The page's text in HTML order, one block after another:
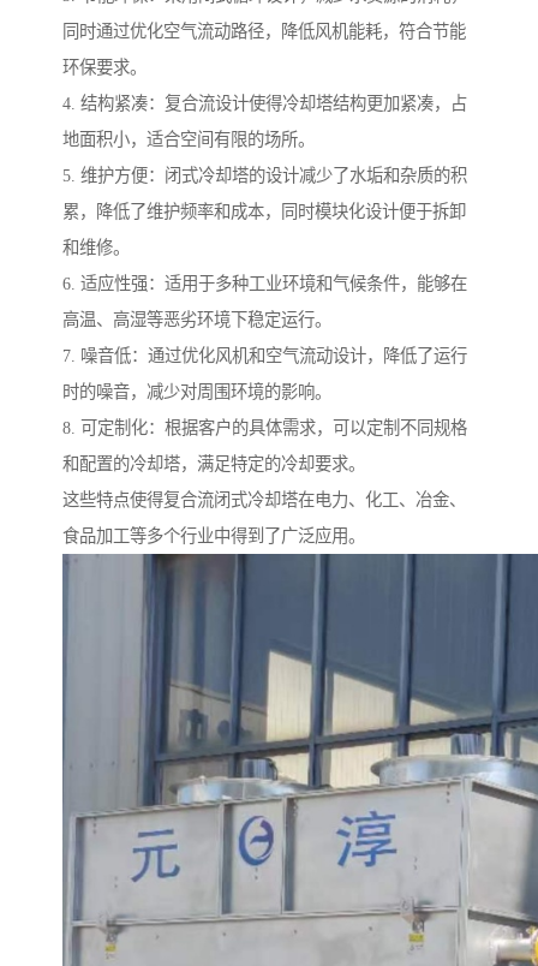
同时通过优化空气流动路径，降低风机能耗，符合节能
环保要求。
4. 结构紧凑：复合流设计使得冷却塔结构更加紧凑，占
地面积小，适合空间有限的场所。
5. 维护方便：闭式冷却塔的设计减少了水垢和杂质的积
累，降低了维护频率和成本，同时模块化设计便于拆卸
和维修。
6. 适应性强：适用于多种工业环境和气候条件，能够在
高温、高湿等恶劣环境下稳定运行。
7. 噪音低：通过优化风机和空气流动设计，降低了运行
时的噪音，减少对周围环境的影响。
8. 可定制化：根据客户的具体需求，可以定制不同规格
和配置的冷却塔，满足特定的冷却要求。
这些特点使得复合流闭式冷却塔在电力、化工、冶金、
食品加工等多个行业中得到了广泛应用。